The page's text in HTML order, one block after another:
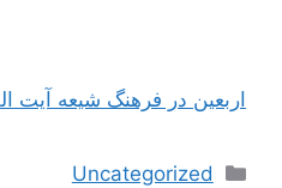
اربعین در فرهنگ شیعه آیت
دسته‌ها
Uncategorized